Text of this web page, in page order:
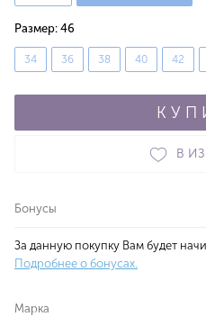
Размер: 46
34 36 38 40 42
В
Бонусы
За данную покупку Вам будет
Подробнее о бонусах.
Марка